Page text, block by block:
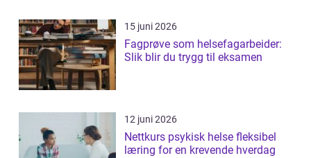
15 juni 2026
Fagprøve som helsefagarbeider:
Slik blir du trygg til eksamen
12 juni 2026
Nettkurs psykisk helse fleksibel
læring for en krevende hverdag